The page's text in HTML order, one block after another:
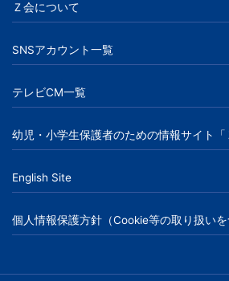
Ｚ会について
SNSアカウント一覧
テレビCM一覧
幼児・小学生保護者のための情報サイト「
English Site
個人情報保護方針（Cookie等の取り扱いを